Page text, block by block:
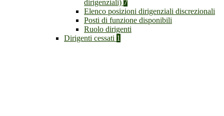
dirigenziali) 7
Elenco posizioni dirigenziali discrezionali
Posti di funzione disponibili
Ruolo dirigenti
Dirigenti cessati 1